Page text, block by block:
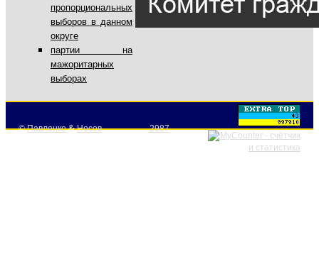
пропорциональных
выборов в данном
округе
партии на
мажоритарных
выборах
©Павленко&Носов 2987